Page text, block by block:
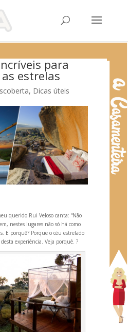
para
estrelas
, Dicas úteis
querido Rui Veloso canta: “Não
nestes lugares não só há como
E porquê? Porque o céu estrelado
experiência. Veja porquê. ?